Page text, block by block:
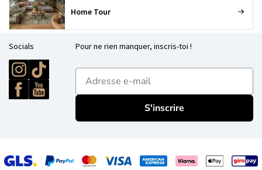
Home Tour
Socials Pour ne rien manquer, inscris-toi !
E-mailadres
S'inscrire